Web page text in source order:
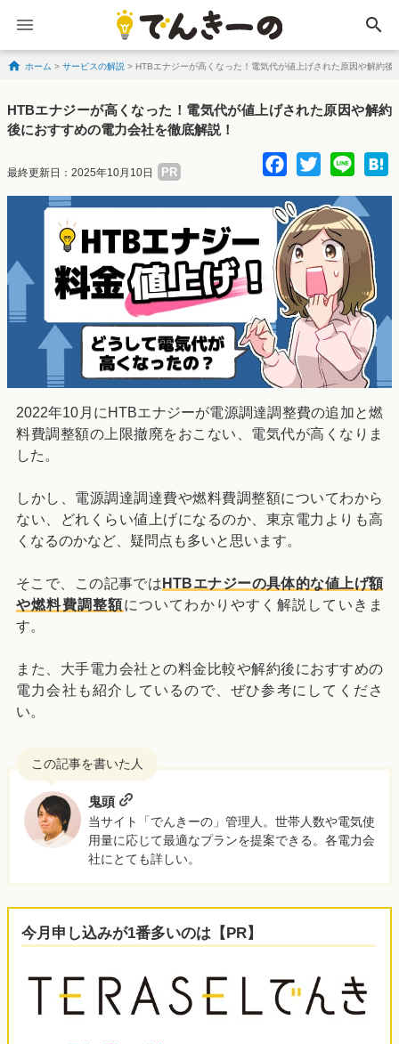
search
Skip to content
ホーム > サービスの解説 > HTBエナジーが高くなった！電気代が値上げされた原因や解約後
HTBエナジーが高くなった！電気代が値上げされた原因や解約
後におすすめの電力会社を徹底解説！
最終更新日：2025年10月10日 PR
2022年10月にHTBエナジーが電源調達調整費の追加と燃
料費調整額の上限撤廃をおこない、電気代が高くなりま
した。
しかし、電源調達調達費や燃料費調整額についてわから
ない、どれくらい値上げになるのか、東京電力よりも高
くなるのかなど、疑問点も多いと思います。
そこで、この記事では HTBエナジーの具体的な値上げ額
や燃料費調整額についてわかりやすく解説していきま
す。
また、大手電力会社との料金比較や解約後におすすめの
電力会社も紹介しているので、ぜひ参考にしてくださ
い。
鬼頭
当サイト「でんきーの」管理人。世帯人数や電気使
用量に応じて最適なプランを提案できる。各電力会
社にとても詳しい。
今月申し込みが1番多いのは【PR】